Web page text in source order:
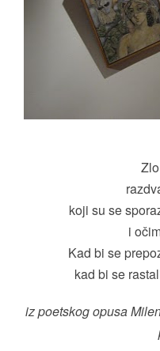
koji su se
i
Kad bi se
kad bi se
iz poetskog opusa